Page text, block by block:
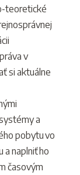
teoretické
v
si aktuálne
a
pobytu vo
a naplniť ho
časovým